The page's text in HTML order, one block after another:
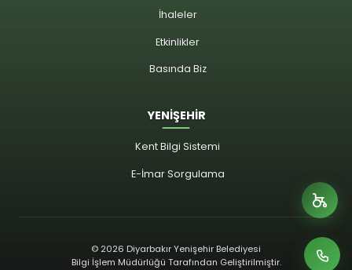
İhaleler
Etkinlikler
Basında Biz
YENİŞEHİR
Kent Bilgi Sistemi
E-İmar Sorgulama
© 2026 Diyarbakır Yenişehir Belediyesi
Bilgi İşlem Müdürlüğü Tarafından Geliştirilmiştir.